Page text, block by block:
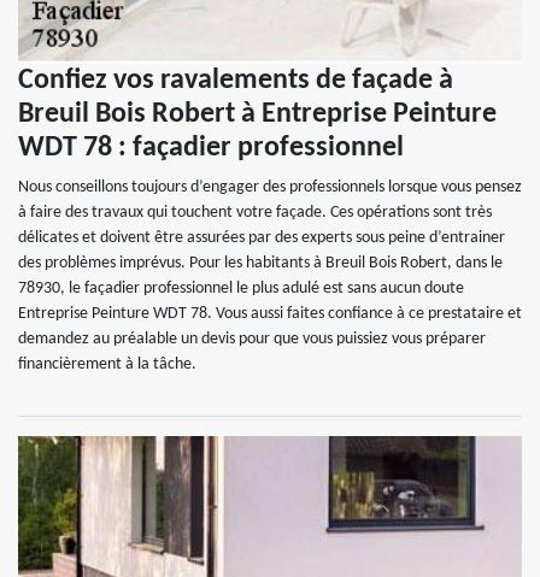
Confiez vos ravalements de façade à
Breuil Bois Robert à Entreprise Peinture
WDT 78 : façadier professionnel
Nous conseillons toujours d’engager des professionnels lorsque vous pensez
à faire des travaux qui touchent votre façade. Ces opérations sont très
délicates et doivent être assurées par des experts sous peine d’entrainer
des problèmes imprévus. Pour les habitants à Breuil Bois Robert, dans le
78930, le façadier professionnel le plus adulé est sans aucun doute
Entreprise Peinture WDT 78. Vous aussi faites confiance à ce prestataire et
demandez au préalable un devis pour que vous puissiez vous préparer
financièrement à la tâche.